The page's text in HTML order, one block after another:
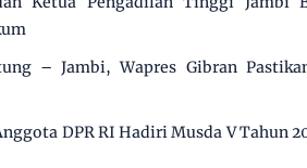
– Jambi, Wapres Gibran
DPR RI Hadiri Musda V Tahun